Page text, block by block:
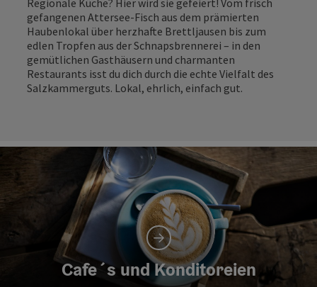
gefangenen Attersee-Fisch aus dem prämierten
Haubenlokal über herzhafte Brettljausen bis zum
edlen Tropfen aus der Schnapsbrennerei – in den
gemütlichen Gasthäusern und charmanten
Restaurants isst du dich durch die echte Vielfalt des
Salzkammerguts. Lokal, ehrlich, einfach gut.
Cafe´s und Konditoreien